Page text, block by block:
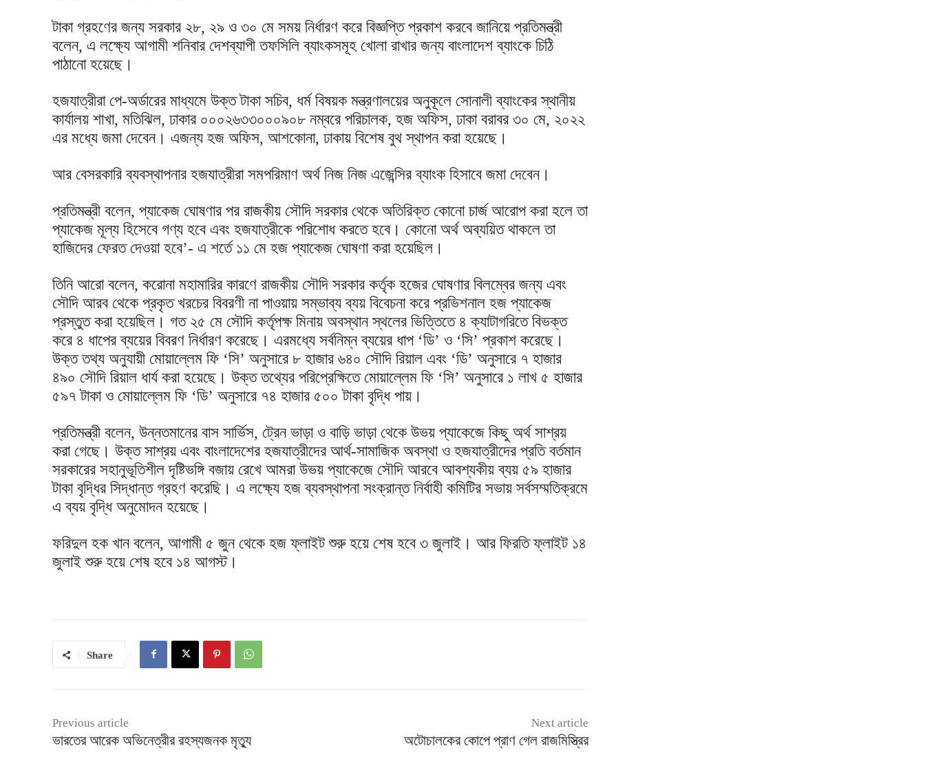
টাকা গ্রহণের জন্য সরকার ২৮, ২৯ ও ৩০ মে সময় নির্ধারণ করে বিজ্ঞপ্তি প্রকাশ করবে জানিয়ে প্রতিমন্ত্রী
বলেন, এ লক্ষ্যে আগামী শনিবার দেশব্যাপী তফসিলি ব্যাংকসমূহ খোলা রাখার জন্য বাংলাদেশ ব্যাংকে চিঠি
পাঠানো হয়েছে।
হজযাত্রীরা পে-অর্ডারের মাধ্যমে উক্ত টাকা সচিব, ধর্ম বিষয়ক মন্ত্রণালয়ের অনুকূলে সোনালী ব্যাংকের স্থানীয়
কার্যালয় শাখা, মতিঝিল, ঢাকার ০০০২৬৩৩০০০৯০৮ নম্বরে পরিচালক, হজ অফিস, ঢাকা বরাবর ৩০ মে, ২০২২
এর মধ্যে জমা দেবেন। এজন্য হজ অফিস, আশকোনা, ঢাকায় বিশেষ বুথ স্থাপন করা হয়েছে।
আর বেসরকারি ব্যবস্থাপনার হজযাত্রীরা সমপরিমাণ অর্থ নিজ নিজ এজেন্সির ব্যাংক হিসাবে জমা দেবেন।
প্রতিমন্ত্রী বলেন, প্যাকেজ ঘোষণার পর রাজকীয় সৌদি সরকার থেকে অতিরিক্ত কোনো চার্জ আরোপ করা হলে তা
প্যাকেজ মূল্য হিসেবে গণ্য হবে এবং হজযাত্রীকে পরিশোধ করতে হবে। কোনো অর্থ অব্যয়িত থাকলে তা
হাজিদের ফেরত দেওয়া হবে’- এ শর্তে ১১ মে হজ প্যাকেজ ঘোষণা করা হয়েছিল।
তিনি আরো বলেন, করোনা মহামারির কারণে রাজকীয় সৌদি সরকার কর্তৃক হজের ঘোষণার বিলম্বের জন্য এবং
সৌদি আরব থেকে প্রকৃত খরচের বিবরণী না পাওয়ায় সম্ভাব্য ব্যয় বিবেচনা করে প্রভিশনাল হজ প্যাকেজ
প্রস্তুত করা হয়েছিল। গত ২৫ মে সৌদি কর্তৃপক্ষ মিনায় অবস্থান স্থলের ভিত্তিতে ৪ ক্যাটাগরিতে বিভক্ত
করে ৪ ধাপের ব্যয়ের বিবরণ নির্ধারণ করেছে। এরমধ্যে সর্বনিম্ন ব্যয়ের ধাপ ‘ডি’ ও ‘সি’ প্রকাশ করেছে।
উক্ত তথ্য অনুযায়ী মোয়াল্লেম ফি ‘সি’ অনুসারে ৮ হাজার ৬৪০ সৌদি রিয়াল এবং ‘ডি’ অনুসারে ৭ হাজার
৪৯০ সৌদি রিয়াল ধার্য করা হয়েছে। উক্ত তথ্যের পরিপ্রেক্ষিতে মোয়াল্লেম ফি ‘সি’ অনুসারে ১ লাখ ৫ হাজার
৫৯৭ টাকা ও মোয়াল্লেম ফি ‘ডি’ অনুসারে ৭৪ হাজার ৫০০ টাকা বৃদ্ধি পায়।
প্রতিমন্ত্রী বলেন, উন্নতমানের বাস সার্ভিস, ট্রেন ভাড়া ও বাড়ি ভাড়া থেকে উভয় প্যাকেজে কিছু অর্থ সাশ্রয়
করা গেছে। উক্ত সাশ্রয় এবং বাংলাদেশের হজযাত্রীদের আর্থ-সামাজিক অবস্থা ও হজযাত্রীদের প্রতি বর্তমান
সরকারের সহানুভূতিশীল দৃষ্টিভঙ্গি বজায় রেখে আমরা উভয় প্যাকেজে সৌদি আরবে আবশ্যকীয় ব্যয় ৫৯ হাজার
টাকা বৃদ্ধির সিদ্ধান্ত গ্রহণ করেছি। এ লক্ষ্যে হজ ব্যবস্থাপনা সংক্রান্ত নির্বাহী কমিটির সভায় সর্বসম্মতিক্রমে
এ ব্যয় বৃদ্ধি অনুমোদন হয়েছে।
ফরিদুল হক খান বলেন, আগামী ৫ জুন থেকে হজ ফ্লাইট শুরু হয়ে শেষ হবে ৩ জুলাই। আর ফিরতি ফ্লাইট ১৪
জুলাই শুরু হয়ে শেষ হবে ১৪ আগস্ট।
Share
Previous article
ভারতের আরেক অভিনেত্রীর রহস্যজনক মৃত্যু
Next article
অটোচালকের কোপে প্রাণ গেল রাজমিস্ত্রির